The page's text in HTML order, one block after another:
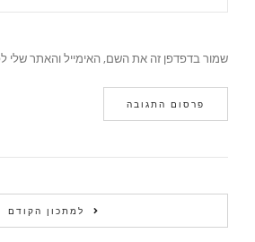
שמור בדפדפן זה את השם, האימייל והאתר שלי
למתכון הקודם